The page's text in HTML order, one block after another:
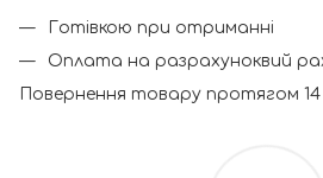
Готівкою при отриманні
Оплата на разрахуноквий
Повернення товару протягом 14